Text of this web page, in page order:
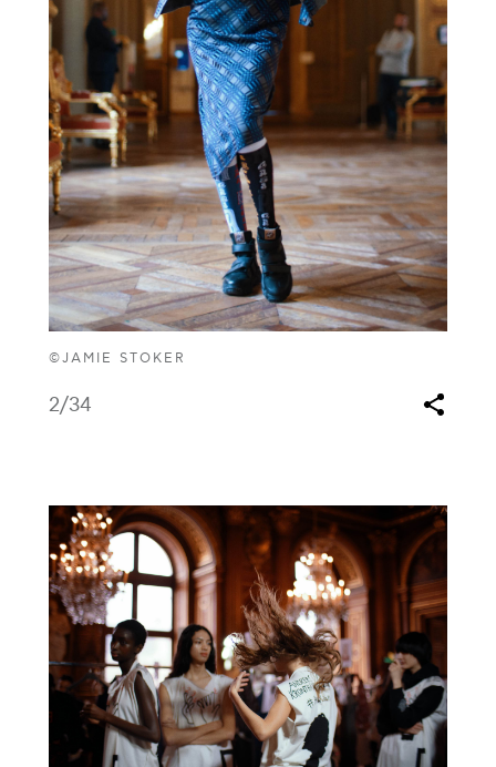
©JAMIE STOKER
2/34